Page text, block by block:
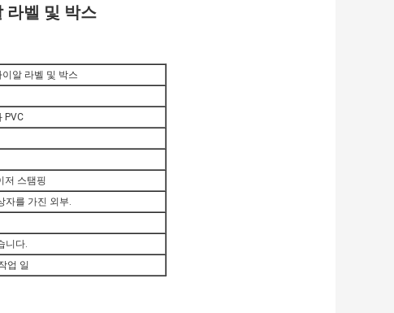
라벨 및 박스
알 라벨 및 박스
PVC
저 스탬핑
자를 가진 외부.
니다.
업 일